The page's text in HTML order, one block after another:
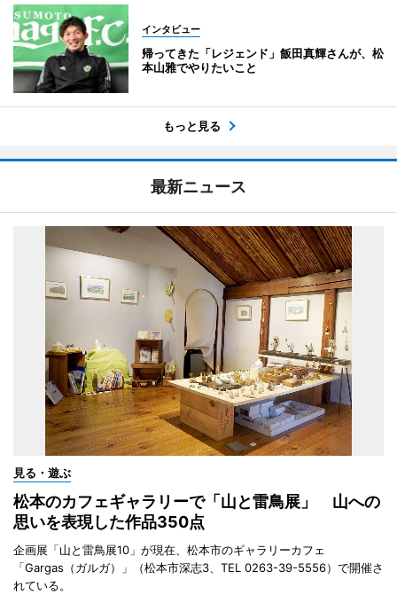
インタビュー
帰ってきた「レジェンド」飯田真輝さんが、松
本山雅でやりたいこと
もっと見る
最新ニュース
見る・遊ぶ
松本のカフェギャラリーで「山と雷鳥展」 山への
思いを表現した作品350点
企画展「山と雷鳥展10」が現在、松本市のギャラリーカフェ
「Gargas（ガルガ）」（松本市深志3、TEL 0263-39-5556）で開催さ
れている。